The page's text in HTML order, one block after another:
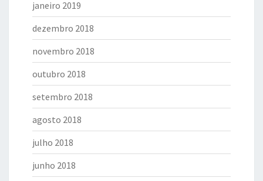
janeiro 2019
dezembro 2018
novembro 2018
outubro 2018
setembro 2018
agosto 2018
julho 2018
junho 2018